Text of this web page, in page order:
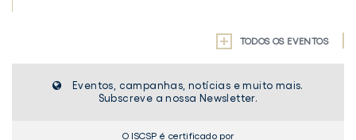
TODOS OS EVENTOS
Eventos, campanhas, notícias e muito mais.
Subscreve a nossa Newsletter.
O ISCSP é certificado por